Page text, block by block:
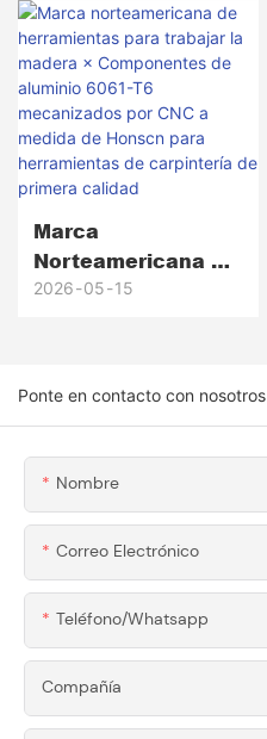
Marca
Norteamericana De
Herramientas Para
Mecanizados Por
Carpintería De
Primera Calidad
2026 05 15
Ponte en contacto con nosotros
Nombre
Correo Electrónico
Teléfono/whatsapp
Compañía